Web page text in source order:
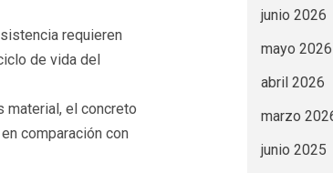
requieren
de vida del
material, el concreto
comparación con
junio 2026
mayo 2026
abril 2026
marzo
junio 2025